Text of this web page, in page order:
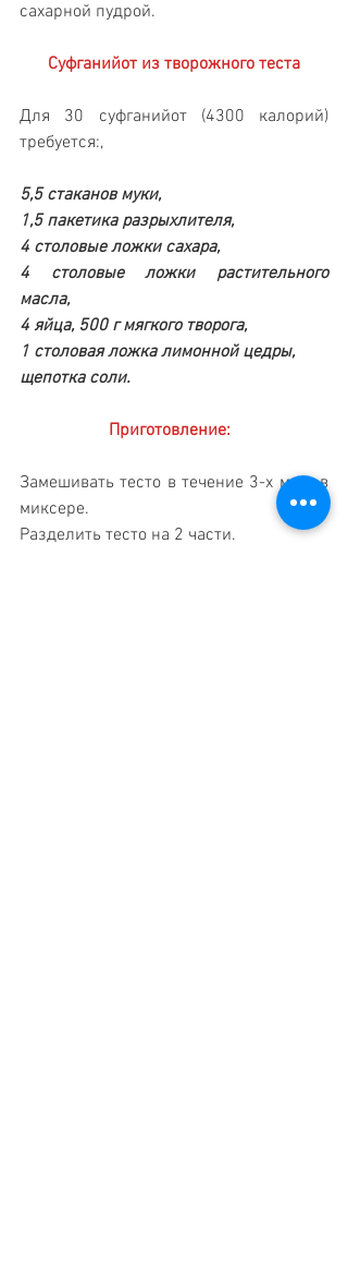
сахарной пудрой.
Суфганийот из творожного теста
Для 30 суфганийот (4300 калорий)
требуется:,
5,5 стаканов муки,
1,5 пакетика разрыхлителя,
4 столовые ложки сахара,
4 столовые ложки растительного
масла,
4 яйца, 500 г мягкого творога,
1 столовая ложка лимонной цедры,
щепотка соли.
Приготовление:
Замешивать тесто в течение 3-х мин. в
миксере.
Разделить тесто на 2 части.